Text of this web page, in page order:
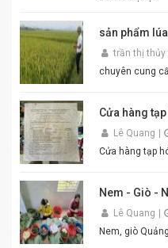
bún đậu chuẩn vị. Cam kết sản
đóng gói cẩn
tôm đậm đà,
sản phẩm
trần thị thủy
Cửa hàng
Lê Quang
Cửa hàng tạp
Nem - Giò -
Lê Quang
Nem, giò